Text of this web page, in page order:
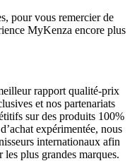
pour vous remercier de
MyKenza encore plus
rapport qualité-prix
et nos partenariats
sur des produits 100%
expérimentée, nous
internationaux afin
plus grandes marques.